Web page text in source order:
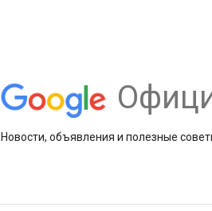
Новости, объявления и полезные